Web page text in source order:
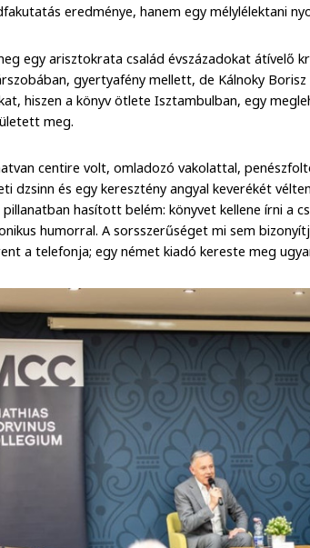
eredménye, hanem egy mélylélektani
egy arisztokrata család évszázadokat átívelő
gyertyafény mellett, de Kálnoky
hiszen a könyv ötlete Isztambulban, egy
meg.
centire volt, omladozó vakolattal,
dzsinn és egy keresztény angyal keverékét
hasított belém: könyvet kellene írni a
humorral. A sorsszerűséget mi sem
a telefonja; egy német kiadó kereste meg